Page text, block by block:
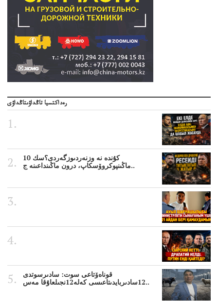
رەداكتسيا تاڭداۋىتاڭداۋى
10 كۇندە نە وزنەردىوزگەردى؟سك
ماڭىنپوكروۆسكاپ، درون ماڭىنداعىنە ج..
قوناەۆتاعى سوت: سادىرسوتدى
12سادىربايدىتاعىسى كەلە12نجىلعاۇقا مەس..